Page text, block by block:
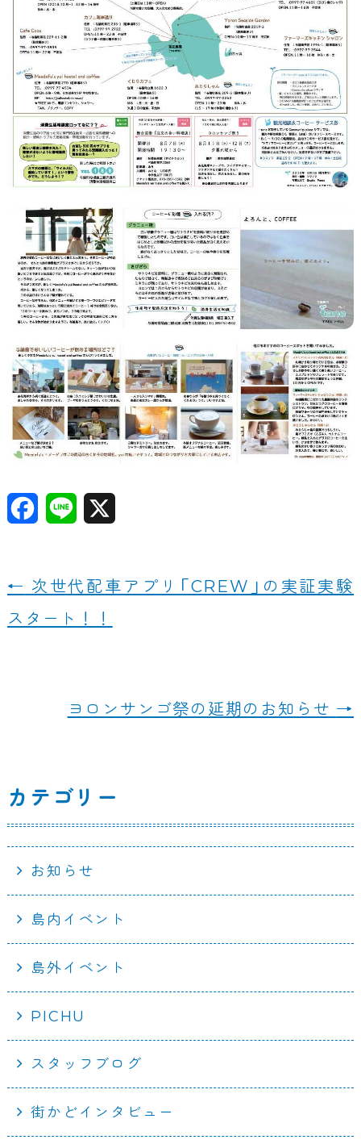
F
c
e
b
Li
e
X
← 次世代配車アプリ「CREW」の実証実験
スタート！！
ヨロンサンゴ祭の延期のお知らせ →
カテゴリー
お知らせ
島内イベント
島外イベント
PICHU
スタッフブログ
街かどインタビュー